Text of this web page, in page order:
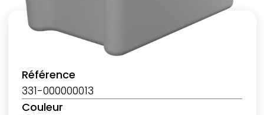
Référence
331-000000013
Couleur